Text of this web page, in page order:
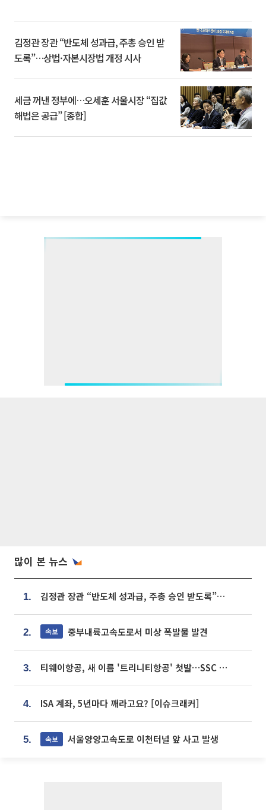
김정관 장관 “반도체 성과급, 주총 승인 받
도록”…상법·자본시장법 개정 시사
세금 꺼낸 정부에…오세훈 서울시장 “집값
해법은 공급” [종합]
많이 본 뉴스
1. 김정관 장관 “반도체 성과급, 주총 승인 받도록”…상법·자본시장법 개정 시사
2. 속보 중부내륙고속도로서 미상 폭발물 발견
3. 티웨이항공, 새 이름 '트리니티항공' 첫발…SSC 전략 본격화
4. ISA 계좌, 5년마다 깨라고요? [이슈크래커]
5. 속보 서울양양고속도로 이천터널 앞 사고 발생